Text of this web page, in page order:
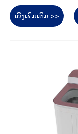
ເບິ່ງເພີ່ມເຕີມ >>